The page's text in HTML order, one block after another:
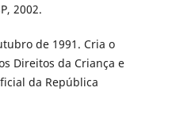
2002.
de 1991. Cria o
Direitos da Criança e
da República